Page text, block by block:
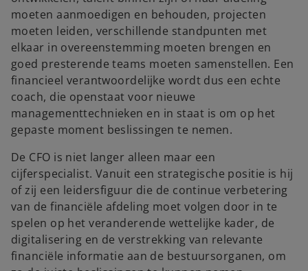
moeten aanmoedigen en behouden, projecten
moeten leiden, verschillende standpunten met
elkaar in overeenstemming moeten brengen en
goed presterende teams moeten samenstellen. Een
financieel verantwoordelijke wordt dus een echte
coach, die openstaat voor nieuwe
managementtechnieken en in staat is om op het
gepaste moment beslissingen te nemen.
De CFO is niet langer alleen maar een
cijferspecialist. Vanuit een strategische positie is hij
of zij een leidersfiguur die de continue verbetering
van de financiële afdeling moet volgen door in te
spelen op het veranderende wettelijke kader, de
digitalisering en de verstrekking van relevante
financiële informatie aan de bestuursorganen, om